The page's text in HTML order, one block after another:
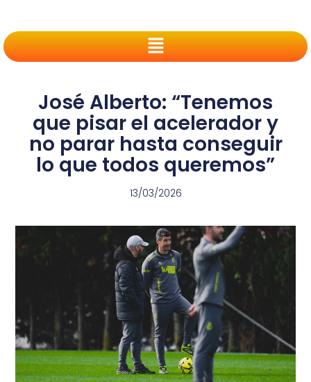
José Alberto: “Tenemos
que pisar el acelerador y
no parar hasta conseguir
lo que todos queremos”
13/03/2026